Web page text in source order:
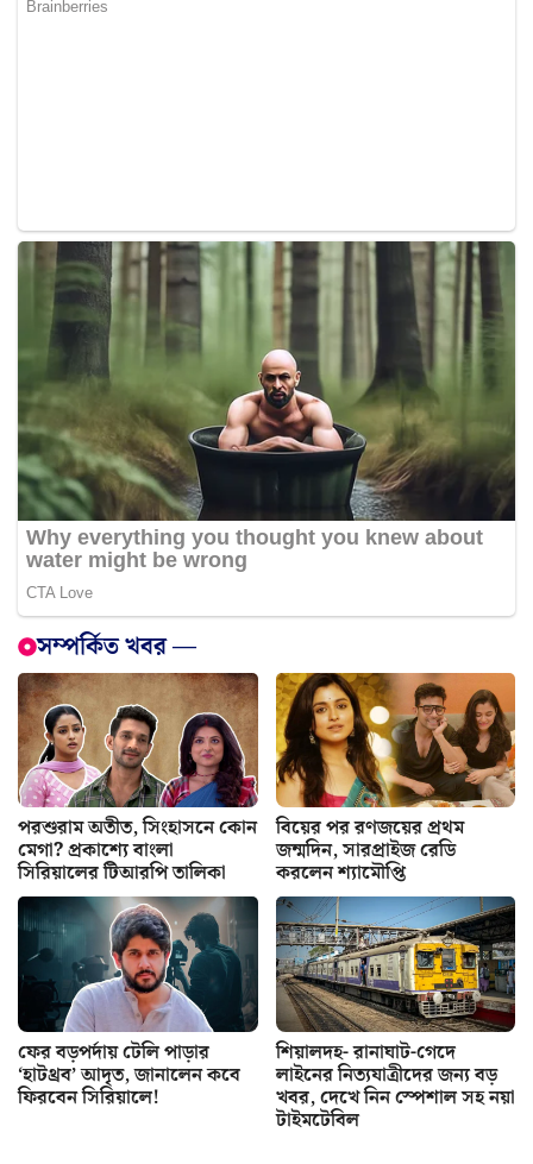
সম্পর্কিত খবর —
পরশুরাম অতীত, সিংহাসনে কোন
মেগা? প্রকাশ্যে বাংলা
সিরিয়ালের টিআরপি তালিকা
বিয়ের পর রণজয়ের প্রথম
জন্মদিন, সারপ্রাইজ রেডি
করলেন শ্যামৌপ্তি
ফের বড়পর্দায় টেলি পাড়ার
‘হাটথ্রব’ আদৃত, জানালেন কবে
ফিরবেন সিরিয়ালে!
শিয়ালদহ- রানাঘাট-গেদে
লাইনের নিত্যযাত্রীদের জন্য বড়
খবর, দেখে নিন স্পেশাল সহ নয়া
টাইমটেবিল